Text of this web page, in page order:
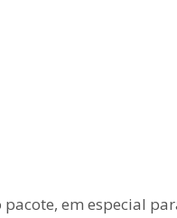
em especial